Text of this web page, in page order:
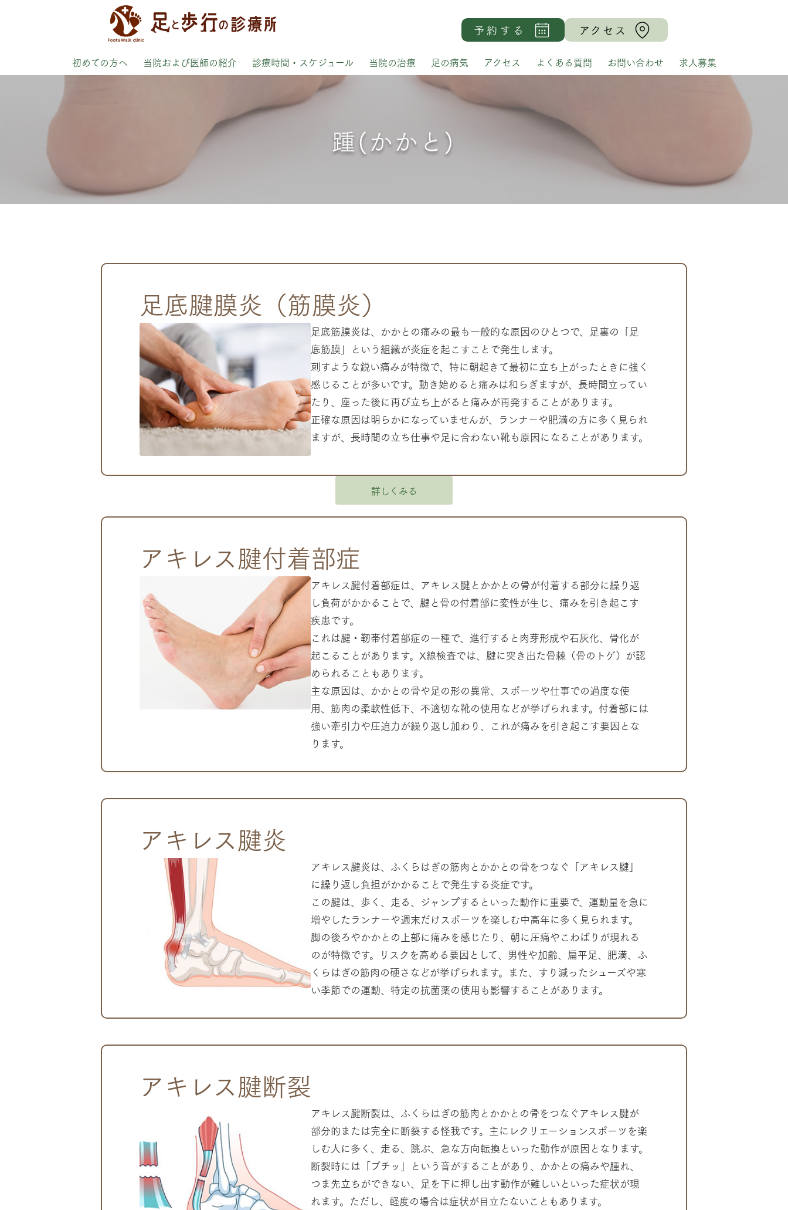
予約する アクセス
初めての方へ 当院および医師の紹介 診療時間・スケジュール 当院の治療 足の病気 アクセス よくある質問 お問い合わせ 求人募集
踵(かかと)
足底腱膜炎（筋膜炎）
足底筋膜炎は、かかとの痛みの最も一般的な原因のひとつで、足裏の「足
底筋膜」という組織が炎症を起こすことで発生します。
刺すような鋭い痛みが特徴で、特に朝起きて最初に立ち上がったときに強く
感じることが多いです。動き始めると痛みは和らぎますが、長時間立ってい
たり、座った後に再び立ち上がると痛みが再発することがあります。
正確な原因は明らかになっていませんが、ランナーや肥満の方に多く見られ
ますが、長時間の立ち仕事や足に合わない靴も原因になることがあります。
詳しくみる
アキレス腱付着部症
アキレス腱付着部症は、アキレス腱とかかとの骨が付着する部分に繰り返
し負荷がかかることで、腱と骨の付着部に変性が生じ、痛みを引き起こす
疾患です。
これは腱・靭帯付着部症の一種で、進行すると肉芽形成や石灰化、骨化が
起こることがあります。X線検査では、腱に突き出た骨棘（骨のトゲ）が認
められることもあります。
主な原因は、かかとの骨や足の形の異常、スポーツや仕事での過度な使
用、筋肉の柔軟性低下、不適切な靴の使用などが挙げられます。付着部には
強い牽引力や圧迫力が繰り返し加わり、これが痛みを引き起こす要因とな
ります。
アキレス腱炎
アキレス腱炎は、ふくらはぎの筋肉とかかとの骨をつなぐ「アキレス腱」
に繰り返し負担がかかることで発生する炎症です。
この腱は、歩く、走る、ジャンプするといった動作に重要で、運動量を急に
増やしたランナーや週末だけスポーツを楽しむ中高年に多く見られます。
脚の後ろやかかとの上部に痛みを感じたり、朝に圧痛やこわばりが現れる
のが特徴です。リスクを高める要因として、男性や加齢、扁平足、肥満、ふ
くらはぎの筋肉の硬さなどが挙げられます。また、すり減ったシューズや寒
い季節での運動、特定の抗菌薬の使用も影響することがあります。
アキレス腱断裂
アキレス腱断裂は、ふくらはぎの筋肉とかかとの骨をつなぐアキレス腱が
部分的または完全に断裂する怪我です。主にレクリエーションスポーツを楽
しむ人に多く、走る、跳ぶ、急な方向転換といった動作が原因となります。
断裂時には「ブチッ」という音がすることがあり、かかとの痛みや腫れ、
つま先立ちができない、足を下に押し出す動作が難しいといった症状が現
れます。ただし、軽度の場合は症状が目立たないこともあります。